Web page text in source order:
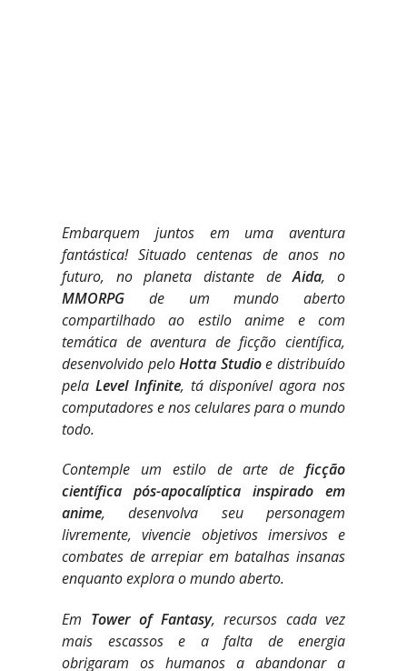
Embarquem juntos em uma aventura
fantástica! Situado centenas de anos no
futuro, no planeta distante deAida, o
MMORPG de um mundo aberto
compartilhado ao estilo anime e com
temática de aventura de ficção científica,
desenvolvido peloHotta Studioe distribuído
pela Level Infinite, tá disponível agora nos
computadores e nos celulares para o mundo
todo.
Contemple um estilo de arte de ficção
científica pós-apocalíptica inspirado em
anime, desenvolva seu personagem
livremente, vivencie objetivos imersivos e
combates de arrepiar em batalhas insanas
enquanto explora o mundo aberto.
Em Tower of Fantasy, recursos cada vez
mais escassos e a falta de energia
obrigaram os humanos a abandonar a